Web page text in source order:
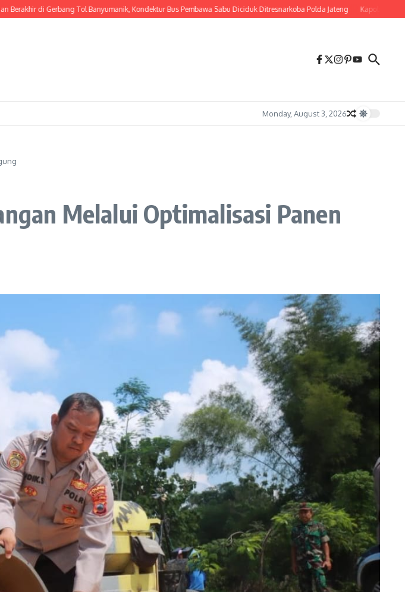
di Gerbang Tol Banyumanik, Kondektur Bus Pembawa Sabu Diciduk Ditresnarkoba Polda Jateng Kapolsek Prambanan
Monday, August 3, 2026
Melalui Optimalisasi Panen